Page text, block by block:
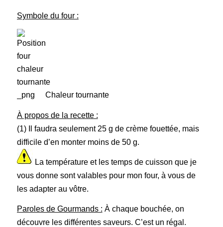
Symbole du four :
Chaleur tournante
À propos de la recette :
(1) Il faudra seulement 25 g de crème fouettée, mais
difficile d’en monter moins de 50 g.
La température et les temps de cuisson que je
vous donne sont valables pour mon four, à vous de
les adapter au vôtre.
Paroles de Gourmands : À chaque bouchée, on
découvre les différentes saveurs. C’est un régal.